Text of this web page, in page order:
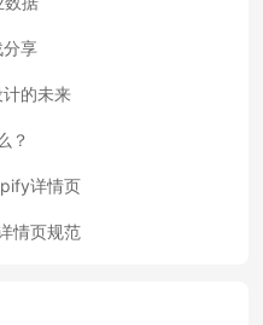
分享
的未来
？
详情页
情页规范